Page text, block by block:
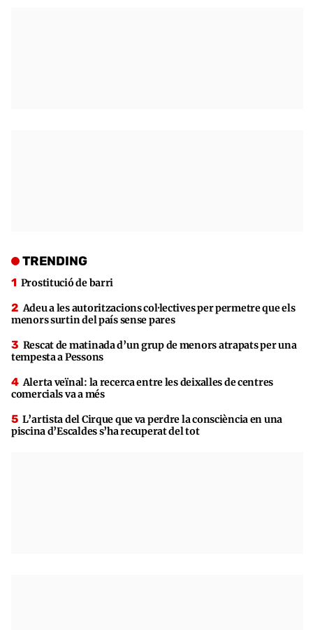
TRENDING
Prostitució de barri
Adeu a les autoritzacions col·lectives per permetre que els
menors surtin del país sense pares
Rescat de matinada d’un grup de menors atrapats per una
tempesta a Pessons
Alerta veïnal: la recerca entre les deixalles de centres
comercials va a més
L’artista del Cirque que va perdre la consciència en una
piscina d’Escaldes s’ha recuperat del tot